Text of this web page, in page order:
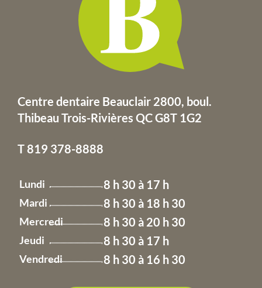
Centre dentaire Beauclair 2800, boul.
Thibeau Trois-Rivières QC G8T 1G2
T819 378-8888
Lundi 8 h 30 à 17 h
Mardi 8 h 30 à 18 h 30
Mercredi 8 h 30 à 20 h 30
Jeudi 8 h 30 à 17 h
Vendredi 8 h 30 à 16 h 30